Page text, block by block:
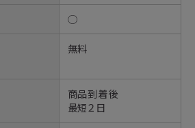
◯
無料
商品到着後
最短２日